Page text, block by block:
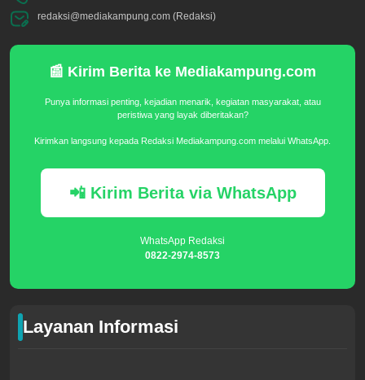
redaksi@mediakampung.com (Redaksi)
📰 Kirim Berita ke Mediakampung.com
Punya informasi penting, kejadian menarik, kegiatan masyarakat, atau
peristiwa yang layak diberitakan?
Kirimkan langsung kepada Redaksi Mediakampung.com melalui WhatsApp.
📲 Kirim Berita via WhatsApp
WhatsApp Redaksi
0822-2974-8573
Layanan Informasi